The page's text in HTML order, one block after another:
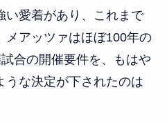
い愛着があり、これまで
メアッツァはほぼ100年の
合の開催要件を、もはや
うな決定が下されたのは